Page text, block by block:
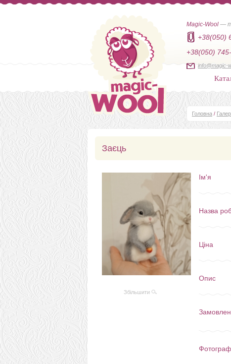
Magic-Wool —
+38(050)
+38(050)
info@magic-
Головна /
Заєць
Збільшити
Ім'я
Назва
Ціна
Опис